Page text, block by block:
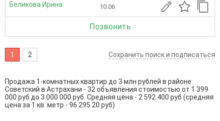
Беликова Ирина 10.06
Позвонить
1 2 Сохранить поиск и подписаться
Продажа 1-комнатных квартир до 3 млн рублей в районе
Советский в Астрахани - 32 объявления стоимостью от 1 399
000 руб до 3 000 000 руб. Средняя цена - 2 592 400 руб (средняя
цена за 1 кв. метр - 96 295.20 руб)